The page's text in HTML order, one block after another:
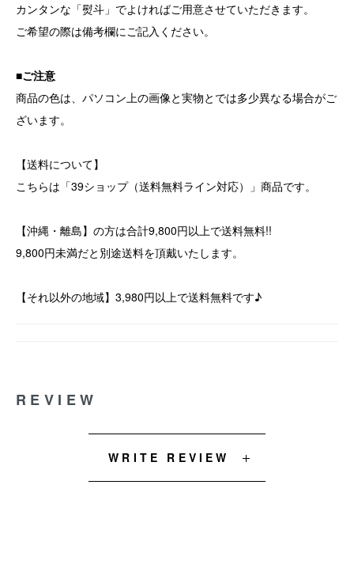
カンタンな「熨斗」でよければご用意させていただきます。
ご希望の際は備考欄にご記入ください。
■ご注意
商品の色は、パソコン上の画像と実物とでは多少異なる場合がご
ざいます。
【送料について】
こちらは「39ショップ（送料無料ライン対応）」商品です。
【沖縄・離島】の方は合計9,800円以上で送料無料!!
9,800円未満だと別途送料を頂戴いたします。
【それ以外の地域】3,980円以上で送料無料です♪
REVIEW
WRITE REVIEW